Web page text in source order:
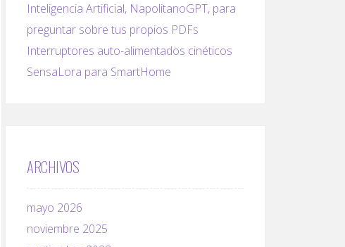
Inteligencia Artificial, NapolitanoGPT, para
preguntar sobre tus propios PDFs
Interruptores auto-alimentados cinéticos
SensaLora para SmartHome
ARCHIVOS
mayo 2026
noviembre 2025